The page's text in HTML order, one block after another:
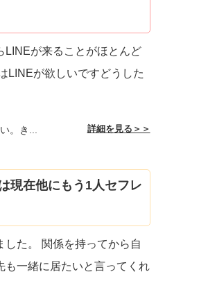
LINEが来ることがほとんど
LINEが欲しいですどうした
。き... 詳細を見る＞＞
現在他にもう1人セフレ
た。 関係を持ってから自
も一緒に居たいと言ってくれ